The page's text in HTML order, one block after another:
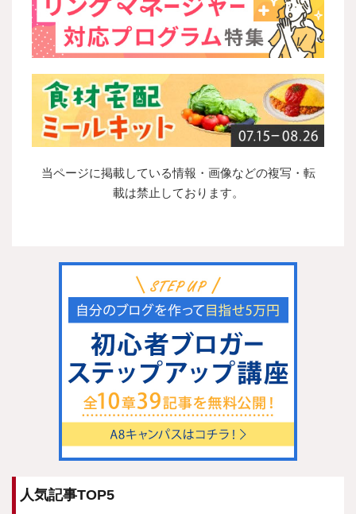
当ページに掲載している情報・画像などの複写・転
載は禁止しております。
人気記事TOP5